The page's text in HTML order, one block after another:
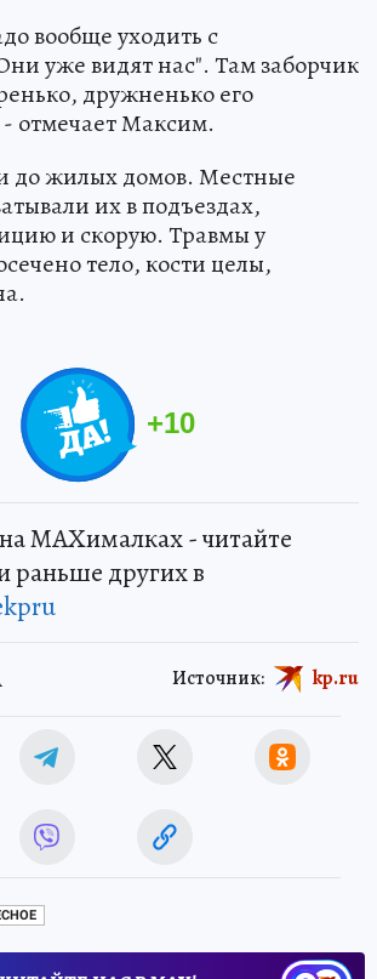
вообще уходить с
уже видят нас". Там заборчик
дружненько его
отмечает Максим.
до жилых домов. Местные
их в подъездах,
и скорую. Травмы у
тело, кости целы,
+10
MAXималках - читайте
раньше других в
Источник: kp.ru